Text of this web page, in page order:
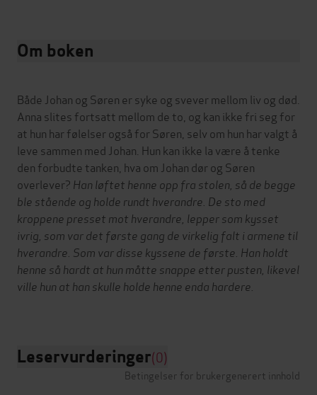
Om boken
Både Johan og Søren er syke og svever mellom liv og død.
Anna slites fortsatt mellom de to, og kan ikke fri seg for
at hun har følelser også for Søren, selv om hun har valgt å
leve sammen med Johan. Hun kan ikke la være å tenke
den forbudte tanken, hva om Johan dør og Søren
overlever? Han løftet henne opp fra stolen, så de begge
ble stående og holde rundt hverandre. De sto med
kroppene presset mot hverandre, lepper som kysset
ivrig, som var det første gang de virkelig falt i armene til
hverandre. Som var disse kyssene de første. Han holdt
henne så hardt at hun måtte snappe etter pusten, likevel
ville hun at han skulle holde henne enda hardere.
Leservurderinger(0)
Betingelser for brukergenerert innhold